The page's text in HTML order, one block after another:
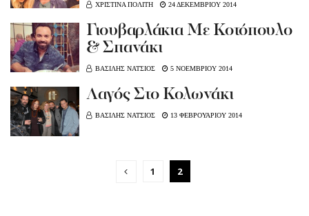
ΧΡΙΣΤΙΝΑ ΠΟΛΙΤΗ 24 ΔΕΚΕΜΒΡΙΟΥ 2014
Γιουβαρλάκια Με Κοτόπουλο
& Σπανάκι
ΒΑΣΙΛΗΣ ΝΑΤΣΙΟΣ 5 ΝΟΕΜΒΡΙΟΥ 2014
Λαγός Στο Κολωνάκι
ΒΑΣΙΛΗΣ ΝΑΤΣΙΟΣ 13 ΦΕΒΡΟΥΑΡΙΟΥ 2014
1 2